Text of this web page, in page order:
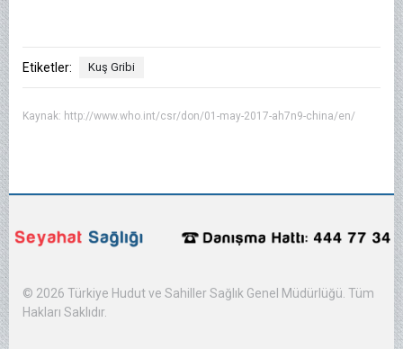
Etiketler: Kuş Gribi
Kaynak: http://www.who.int/csr/don/01-may-2017-ah7n9-china/en/
© 2026 Türkiye Hudut ve Sahiller Sağlık Genel Müdürlüğü. Tüm
Hakları Saklıdır.